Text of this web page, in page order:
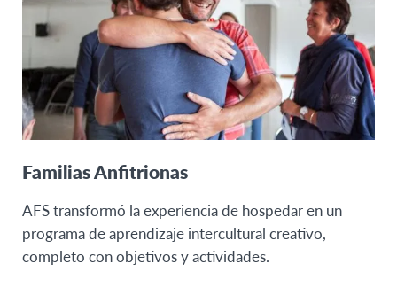
Familias Anfitrionas
AFS transformó la experiencia de hospedar en un
programa de aprendizaje intercultural creativo,
completo con objetivos y actividades.